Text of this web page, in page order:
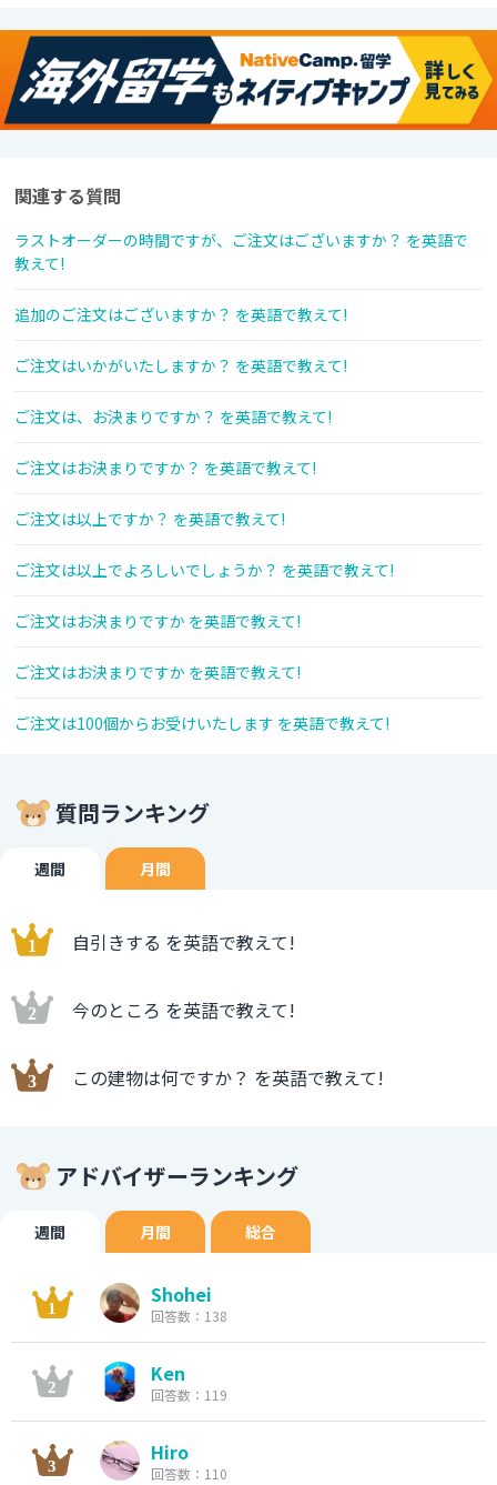
関連する質問
ラストオーダーの時間ですが、ご注文はございますか？ を英語で
教えて!
追加のご注文はございますか？ を英語で教えて!
ご注文はいかがいたしますか？ を英語で教えて!
ご注文は、お決まりですか？ を英語で教えて!
ご注文はお決まりですか？ を英語で教えて!
ご注文は以上ですか？ を英語で教えて!
ご注文は以上でよろしいでしょうか？ を英語で教えて!
ご注文はお決まりですか を英語で教えて!
ご注文はお決まりですか を英語で教えて!
ご注文は100個からお受けいたします を英語で教えて!
質問ランキング
週間 月間
自引きする を英語で教えて!
今のところ を英語で教えて!
この建物は何ですか？ を英語で教えて!
アドバイザーランキング
週間 月間 総合
Shohei
回答数：138
Ken
回答数：119
Hiro
回答数：110